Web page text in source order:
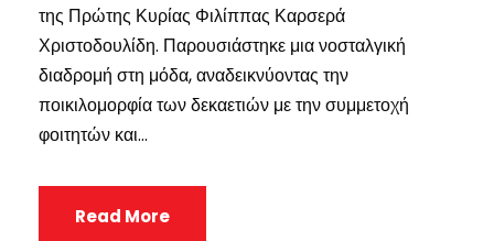
της Πρώτης Κυρίας Φιλίππας Καρσερά
Χριστοδουλίδη. Παρουσιάστηκε μια νοσταλγική
διαδρομή στη μόδα, αναδεικνύοντας την
ποικιλομορφία των δεκαετιών με την συμμετοχή
φοιτητών και...
Read More